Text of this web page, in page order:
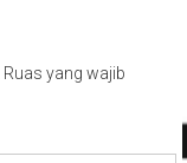
Ruas yang wajib